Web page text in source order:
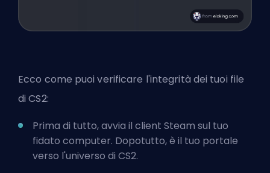
Ecco come puoi verificare l'integrità dei tuoi file
di CS2:
Prima di tutto, avvia il client Steam sul tuo
fidato computer. Dopotutto, è il tuo portale
verso l'universo di CS2.